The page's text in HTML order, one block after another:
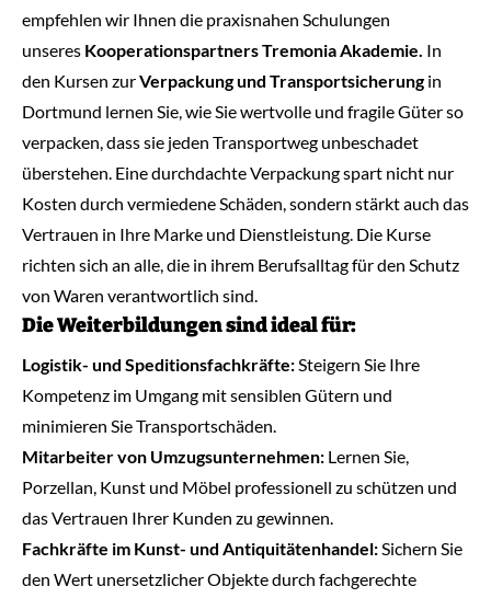
empfehlen wir Ihnen die praxisnahen Schulungen
unseres Kooperationspartners Tremonia Akademie. In
den Kursen zurVerpackung und Transportsicherungin
Dortmund lernen Sie, wie Sie wertvolle und fragile Güter so
verpacken, dass sie jeden Transportweg unbeschadet
überstehen. Eine durchdachte Verpackung spart nicht nur
Kosten durch vermiedene Schäden, sondern stärkt auch das
Vertrauen in Ihre Marke und Dienstleistung. Die Kurse
richten sich an alle, die in ihrem Berufsalltag für den Schutz
von Waren verantwortlich sind.
Die Weiterbildungen sind ideal für:
Logistik- und Speditionsfachkräfte:Steigern Sie Ihre
Kompetenz im Umgang mit sensiblen Gütern und
minimieren Sie Transportschäden.
Mitarbeiter von Umzugsunternehmen: Lernen Sie,
Porzellan, Kunst und Möbel professionell zu schützen und
das Vertrauen Ihrer Kunden zu gewinnen.
Fachkräfte im Kunst- und Antiquitätenhandel:Sichern Sie
den Wert unersetzlicher Objekte durch fachgerechte